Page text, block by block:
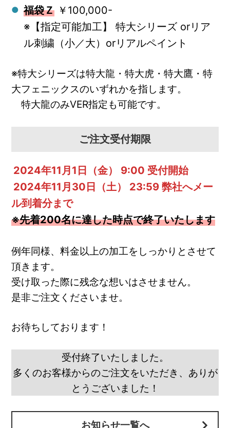
福袋Ｚ ￥100,000-
※【指定可能加工】 特大シリーズ orリア
ル刺繍（小／大）orリアルペイント
※特大シリーズは特大龍・特大虎・特大鷹・特
大フェニックスのいずれかを指します。
特大龍のみVER指定も可能です。
ご注文受付期限
2024年11月1日（金） 9:00 受付開始
2024年11月30日（土） 23:59 弊社へメー
ル到着分まで
※先着200名に達した時点で終了いたします
例年同様、料金以上の加工をしっかりとさせて
頂きます。
受け取った際に残念な想いはさせません。
是非ご注文くださいませ。
お待ちしております！
受付終了いたしました。
多くのお客様からのご注文をいただき、ありが
とうございました！
お知らせ一覧へ